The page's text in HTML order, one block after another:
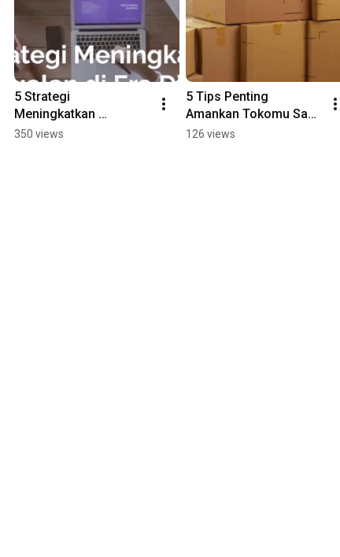
5 Strategi
Meningkatkan
Penjualan di Era Digital
350 views
5 Tips Penting
Amankan Tokomu Saat
Banjir
126 views